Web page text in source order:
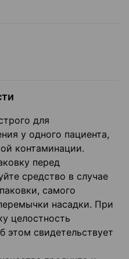
для
у одного пациента,
контаминации.
перед
средство в случае
самого
насадки. При
целостность
этом свидетельствует